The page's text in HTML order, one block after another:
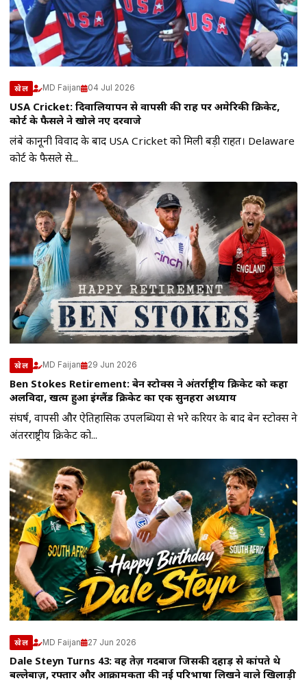
खेल MD Faijan 04 Jul 2026
USA Cricket: दिवालियापन से वापसी की राह पर अमेरिकी क्रिकेट,
कोर्ट के फैसले ने खोले नए दरवाजे
लंबे कानूनी विवाद के बाद USA Cricket को मिली बड़ी राहत। Delaware
कोर्ट के फैसले से...
खेल MD Faijan 29 Jun 2026
Ben Stokes Retirement: बेन स्टोक्स ने अंतर्राष्ट्रीय क्रिकेट को कहा
अलविदा, खत्म हुआ इंग्लैंड क्रिकेट का एक सुनहरा अध्याय
संघर्ष, वापसी और ऐतिहासिक उपलब्धियों से भरे करियर के बाद बेन स्टोक्स ने
अंतरराष्ट्रीय क्रिकेट को...
खेल MD Faijan 27 Jun 2026
Dale Steyn Turns 43: वह तेज़ गेंदबाज जिसकी दहाड़ से कांपते थे
बल्लेबाज़, रफ्तार और आक्रामकता की नई परिभाषा लिखने वाले खिलाड़ी